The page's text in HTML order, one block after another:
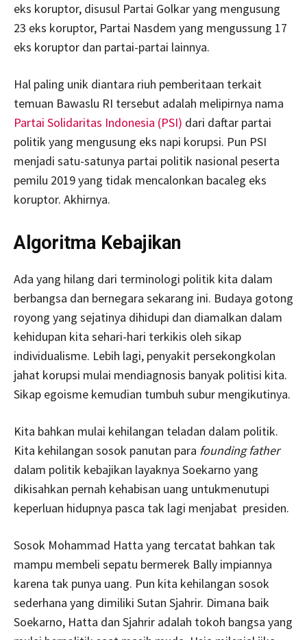
eks koruptor, disusul Partai Golkar yang mengusung
23 eks koruptor, Partai Nasdem yang mengussung 17
eks koruptor dan partai-partai lainnya.
Hal paling unik diantara riuh pemberitaan terkait
temuan Bawaslu RI tersebut adalah melipirnya nama
Partai Solidaritas Indonesia (PSI) dari daftar partai
politik yang mengusung eks napi korupsi. Pun PSI
menjadi satu-satunya partai politik nasional peserta
pemilu 2019 yang tidak mencalonkan bacaleg eks
koruptor. Akhirnya.
Algoritma Kebajikan
Ada yang hilang dari terminologi politik kita dalam
berbangsa dan bernegara sekarang ini. Budaya gotong
royong yang sejatinya dihidupi dan diamalkan dalam
kehidupan kita sehari-hari terkikis oleh sikap
individualisme. Lebih lagi, penyakit persekongkolan
jahat korupsi mulai mendiagnosis banyak politisi kita.
Sikap egoisme kemudian tumbuh subur mengikutinya.
Kita bahkan mulai kehilangan teladan dalam politik.
Kita kehilangan sosok panutan para founding father
dalam politik kebajikan layaknya Soekarno yang
dikisahkan pernah kehabisan uang untukmenutupi
keperluan hidupnya pasca tak lagi menjabat presiden.
Sosok Mohammad Hatta yang tercatat bahkan tak
mampu membeli sepatu bermerek Bally impiannya
karena tak punya uang. Pun kita kehilangan sosok
sederhana yang dimiliki Sutan Sjahrir. Dimana baik
Soekarno, Hatta dan Sjahrir adalah tokoh bangsa yang